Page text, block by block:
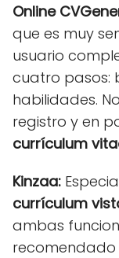
Online
que es muy
usuario
cuatro pasos:
habilidades.
registro y en
currículum
Kinzaa:
currículum
ambas
recomendado